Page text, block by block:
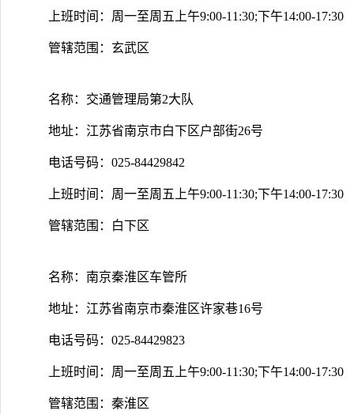
上班时间：周一至周五上午9:00-11:30;下午14:00-17:30
管辖范围：玄武区
名称：交通管理局第2大队
地址：江苏省南京市白下区户部街26号
电话号码：025-84429842
上班时间：周一至周五上午9:00-11:30;下午14:00-17:30
管辖范围：白下区
名称：南京秦淮区车管所
地址：江苏省南京市秦淮区许家巷16号
电话号码：025-84429823
上班时间：周一至周五上午9:00-11:30;下午14:00-17:30
管辖范围：秦淮区